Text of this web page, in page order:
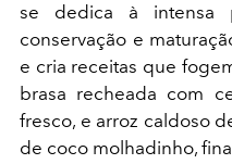
se dedica à intensa
conservação e
e cria receitas que
brasa recheada com
fresco, e arroz caldoso
de coco molhadinho,